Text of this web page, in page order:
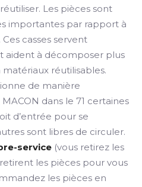
Les pièces sont
importantes par rapport à
casses servent
aident à décomposer plus
matériaux réutilisables.
de manière
dans le 71 certaines
d’entrée pour se
sont libres de circuler.
service (vous retirez les
les pièces pour vous
les pièces en